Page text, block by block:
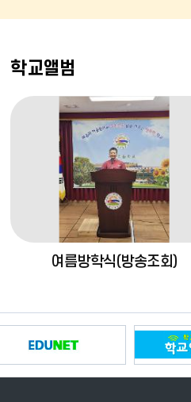
학교앨범
여름방학식(방송조회)